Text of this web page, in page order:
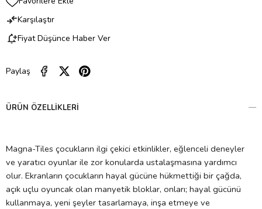
Karşılaştır
Fiyat Düşünce Haber Ver
Paylaş
ÜRÜN ÖZELLIKLERI
Magna-Tiles çocukların ilgi çekici etkinlikler, eğlenceli deneyler
ve yaratıcı oyunlar ile zor konularda ustalaşmasına yardımcı
olur. Ekranların çocukların hayal gücüne hükmettiği bir çağda,
açık uçlu oyuncak olan manyetik bloklar, onları; hayal gücünü
kullanmaya, yeni şeyler tasarlamaya, inşa etmeye ve